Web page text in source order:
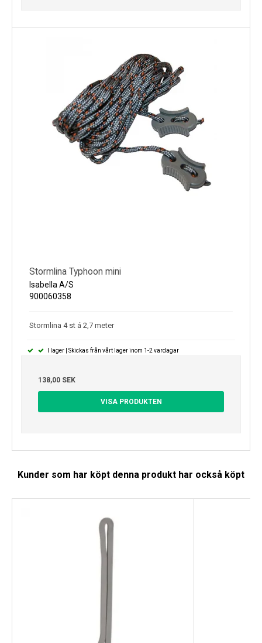
Stormlina Typhoon mini
Isabella A/S
900060358
Stormlina 4 st á 2,7 meter
I lager | Skickas från vårt lager inom 1-2 vardagar
138,00 SEK
VISA PRODUKTEN
Kunder som har köpt denna produkt har också köpt